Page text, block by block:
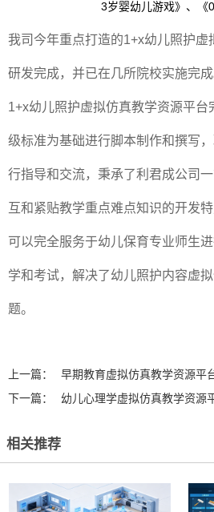
我司今年重点打造的1+x幼儿照护虚
研发完成，并已在几所院校实施完成
1+x幼儿照护虚拟仿真教学资源平台
级标准为基础进行脚本制作和撰写
行指导和交流，秉承了利君成公司
互和紧贴教学重点难点知识的开发
可以完全服务于幼儿保育专业师生
学和考试，解决了幼儿照护内容虚
题。
上一篇：
早期教育虚拟仿真教学资源平
下一篇：
幼儿心理学虚拟仿真教学资源
相关推荐